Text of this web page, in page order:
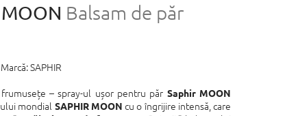
Balsam de păr
Marcă:SAPHIR
– spray-ul ușor pentru păr Saphir MOON
mondial SAPHIR MOON cu o îngrijire intensă, care